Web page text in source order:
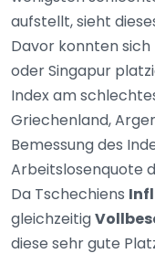
aufstellt, sieht
Davor konnten sich
oder Singapur
Index am
Griechenland,
Bemessung des
Arbeitslosenquote
Da Tschechiens
gleichzeitig
diese sehr gute